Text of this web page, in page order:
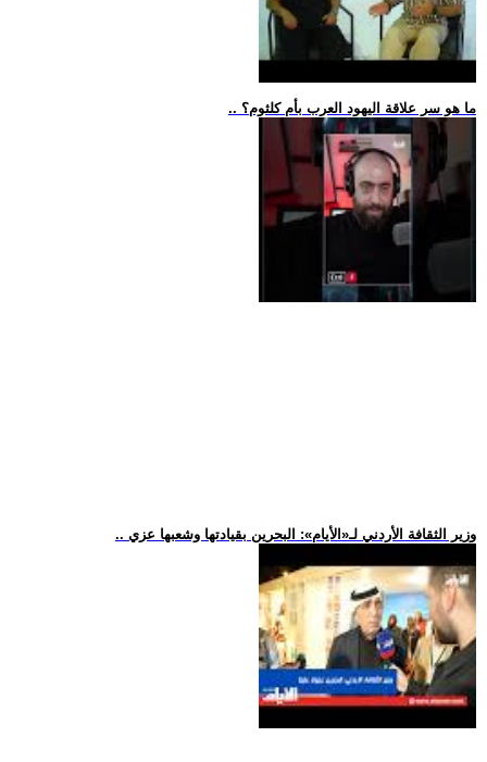
.. ما هو سر علاقة اليهود العرب بأم كلثوم؟
.. وزير الثقافة الأردني لـ«الأيام»: البحرين بقيادتها وشعبها عزي